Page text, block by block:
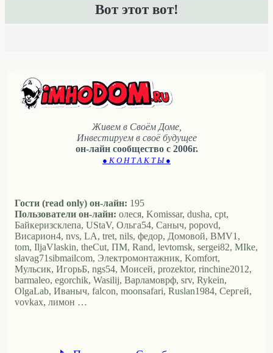
Вот этот вот!
Живем в Своём Доме,
Инвестируем в своё будущее
он-лайн сообщество с 2006г.
● К О Н Т А К Т Ы ●
Гости (read only) он-лайн: 195
Пользователи он-лайн: олеся, Komissar, dusha, cpt,
Байкеризсклепа, UStaV, Ольга54, Саныч, popovd,
Висариoн4, nvs, LA, tret, nils, федор, Домовой, BMV1,
tom, IljaVlaskin, theCut, ПМ, Rand, levtomsk, sergei82, MIke,
slavag71sibmailcom, Электромонтажник, Komfort,
Мульсик, ИгорьБ, ngs54, Моисей, prozektor, rinchine2012,
barmaleo, egorchik, Wasilij, Варламоврф, srv, Rykein,
OlgaLab, Иваныч, falcon, moonsafari, Ruslan1984, Сергей,
vovkax, лимон …